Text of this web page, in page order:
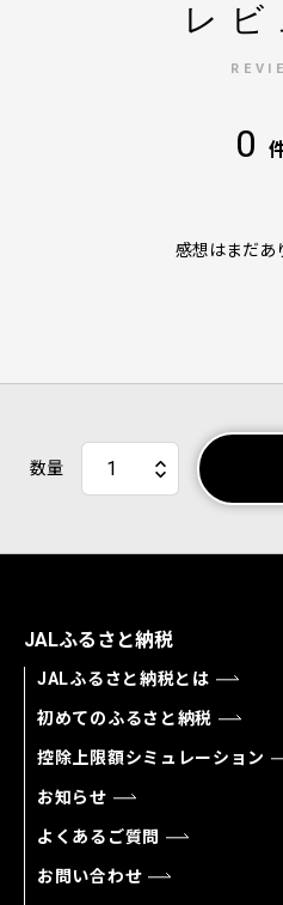
レビ
0
感想はまだあ
数量
JALふるさと納税
JALふるさと納税とは
初めてのふるさと納税
控除上限額シミュレーション
お知らせ
よくあるご質問
お問い合わせ